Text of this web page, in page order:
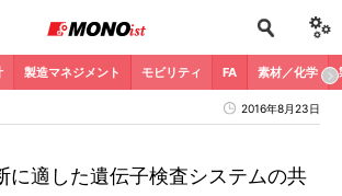
製造マネジメント モビリティ FA 素材／化学
2016年8月23日
に適した遺伝子検査システムの共